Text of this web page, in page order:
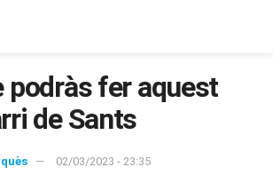
podràs fer aquest
de Sants
02/03/2023 - 23:35